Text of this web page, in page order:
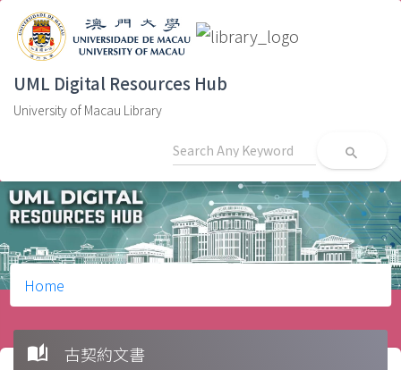
UML Digital Resources Hub
University of Macau Library
search
Home
auto_stories 古契約文書